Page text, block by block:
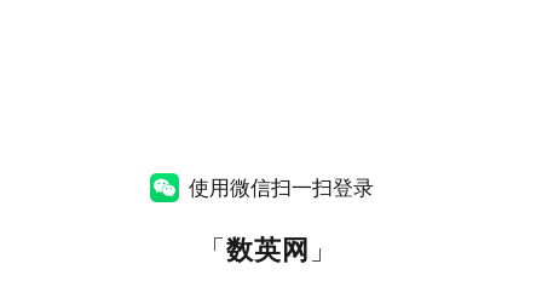
使用微信扫一扫登录
「数英网 」